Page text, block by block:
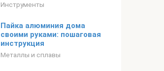
Инструменты
Пайка алюминия дома
своими руками: пошаговая
инструкция
Металлы и сплавы